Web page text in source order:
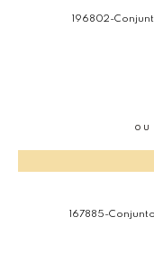
196802-
ou
167885-